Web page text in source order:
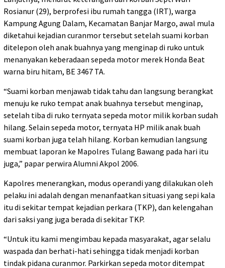
Rosianur (29), berprofesi ibu rumah tangga (IRT), warga
Kampung Agung Dalam, Kecamatan Banjar Margo, awal mula
diketahui kejadian curanmor tersebut setelah suami korban
ditelepon oleh anak buahnya yang menginap di ruko untuk
menanyakan keberadaan sepeda motor merek Honda Beat
warna biru hitam, BE 3467 TA.
“Suami korban menjawab tidak tahu dan langsung berangkat
menuju ke ruko tempat anak buahnya tersebut menginap,
setelah tiba di ruko ternyata sepeda motor milik korban sudah
hilang. Selain sepeda motor, ternyata HP milik anak buah
suami korban juga telah hilang. Korban kemudian langsung
membuat laporan ke Mapolres Tulang Bawang pada hari itu
juga,” papar perwira Alumni Akpol 2006.
Kapolres menerangkan, modus operandi yang dilakukan oleh
pelaku ini adalah dengan menanfaatkan situasi yang sepi kala
itu di sekitar tempat kejadian perkara (TKP), dan kelengahan
dari saksi yang juga berada di sekitar TKP.
“Untuk itu kami mengimbau kepada masyarakat, agar selalu
waspada dan berhati-hati sehingga tidak menjadi korban
tindak pidana curanmor. Parkirkan sepeda motor ditempat